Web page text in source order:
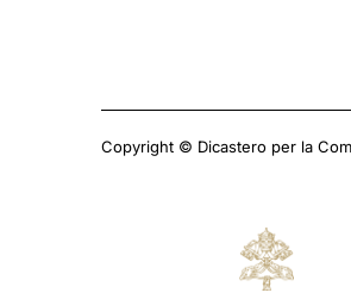
Copyright © Dicastero per la